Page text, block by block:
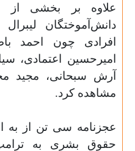
علاوه بر بخشی از
دانش‌آموختگان
افرادی چون
احمد
امیرحسین اعتمادی،
آرش سبحانی، مجید
مشاهده کرد.
عجزنامه سی تن از به
حقوق بشری به